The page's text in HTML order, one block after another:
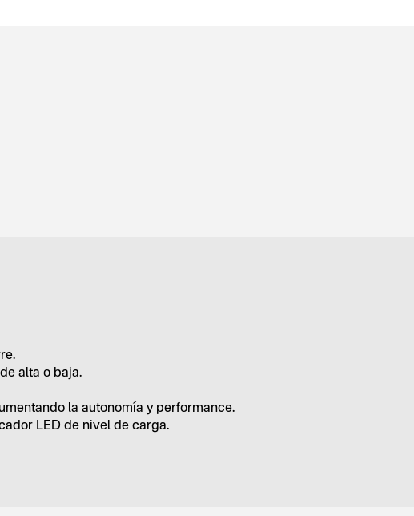
alta o baja.
la autonomía y performance.
LED de nivel de carga.